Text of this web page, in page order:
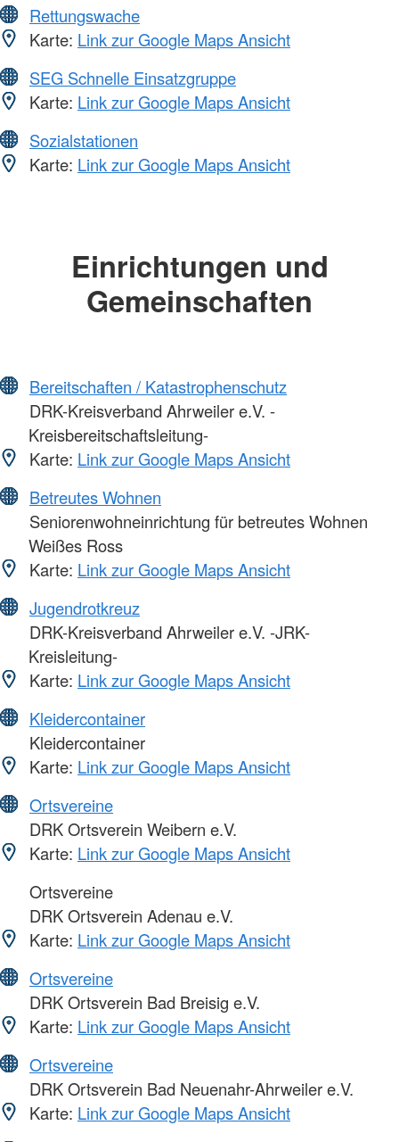
Rettungswache
Karte: Link zur Google Maps Ansicht
SEG Schnelle Einsatzgruppe
Karte: Link zur Google Maps Ansicht
Sozialstationen
Karte: Link zur Google Maps Ansicht
Einrichtungen und
Gemeinschaften
Bereitschaften / Katastrophenschutz
DRK-Kreisverband Ahrweiler e.V. -
Kreisbereitschaftsleitung-
Karte: Link zur Google Maps Ansicht
Betreutes Wohnen
Seniorenwohneinrichtung für betreutes Wohnen
Weißes Ross
Karte: Link zur Google Maps Ansicht
Jugendrotkreuz
DRK-Kreisverband Ahrweiler e.V. -JRK-
Kreisleitung-
Karte: Link zur Google Maps Ansicht
Kleidercontainer
Kleidercontainer
Karte: Link zur Google Maps Ansicht
Ortsvereine
DRK Ortsverein Weibern e.V.
Karte: Link zur Google Maps Ansicht
Ortsvereine
DRK Ortsverein Adenau e.V.
Karte: Link zur Google Maps Ansicht
Ortsvereine
DRK Ortsverein Bad Breisig e.V.
Karte: Link zur Google Maps Ansicht
Ortsvereine
DRK Ortsverein Bad Neuenahr-Ahrweiler e.V.
Karte: Link zur Google Maps Ansicht